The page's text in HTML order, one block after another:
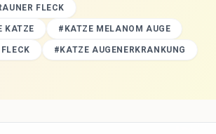
FLECK
KATZE # KATZE MELANOM AUGE
# KATZE AUGENERKRANKUNG